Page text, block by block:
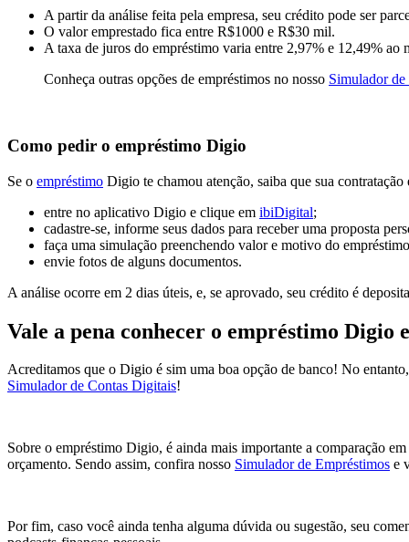
A partir da análise feita pela empresa, seu crédito pode ser
O valor emprestado fica entre R$1000 e R$30 mil.
A taxa de juros do empréstimo varia entre 2,97% e 12,49%
Conheça outras opções de empréstimos no nosso Simulador
Como pedir o empréstimo Digio
Se o empréstimo Digio te chamou atenção, saiba que sua
entre no aplicativo Digio e clique em ibiDigital;
cadastre-se, informe seus dados para receber uma proposta
faça uma simulação preenchendo valor e motivo do
envie fotos de alguns documentos.
A análise ocorre em 2 dias úteis, e, se aprovado, seu crédito é
Vale a pena conhecer o empréstimo Digio
Acreditamos que o Digio é sim uma boa opção de banco! No
Simulador de Contas Digitais!
Sobre o empréstimo Digio, é ainda mais importante a comparação
orçamento. Sendo assim, confira nosso Simulador de Empréstimos e
Por fim, caso você ainda tenha alguma dúvida ou sugestão, seu